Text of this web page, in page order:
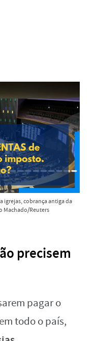
igrejas, cobrança antiga da
Machado/Reuters
precisem
pagar o
todo o país,